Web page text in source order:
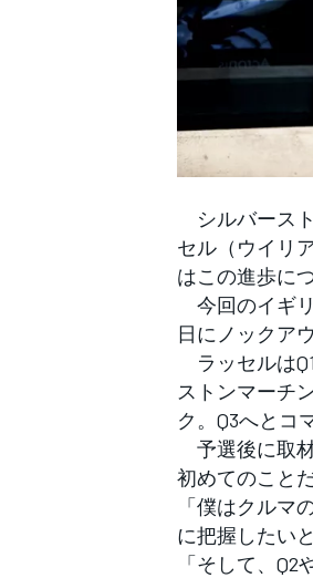
フォーミュラE
シルバース
セル（ウイリ
はこの進歩に
今回のイギ
日にノックア
ラッセルは
ストンマーチ
ク。Q3へとコ
予選後に取
初めてのこと
「僕はクルマ
に把握したい
「そして、